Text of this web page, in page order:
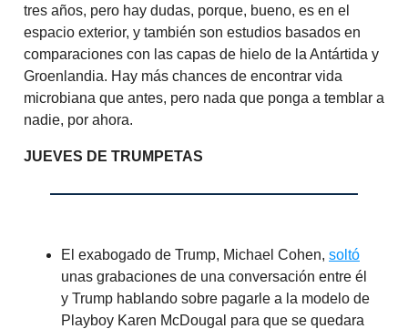
tres años, pero hay dudas, porque, bueno, es en el
espacio exterior, y también son estudios basados en
comparaciones con las capas de hielo de la Antártida y
Groenlandia. Hay más chances de encontrar vida
microbiana que antes, pero nada que ponga a temblar a
nadie, por ahora.
JUEVES DE TRUMPETAS
El exabogado de Trump, Michael Cohen, soltó
unas grabaciones de una conversación entre él
y Trump hablando sobre pagarle a la modelo de
Playboy Karen McDougal para que se quedara